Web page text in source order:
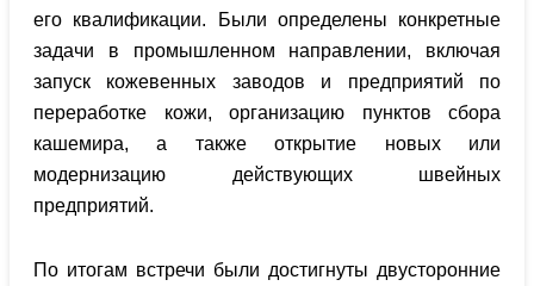
его квалификации. Были определены конкретные
задачи в промышленном направлении, включая
запуск кожевенных заводов и предприятий по
переработке кожи, организацию пунктов сбора
кашемира, а также открытие новых или
модернизацию действующих швейных
предприятий.
По итогам встречи были достигнуты двусторонние